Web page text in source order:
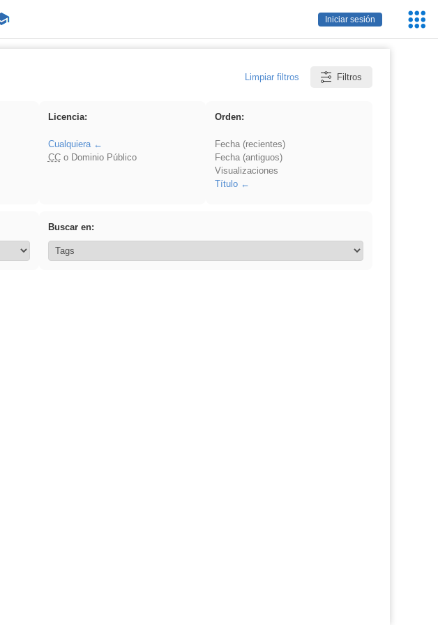
Iniciar sesión
Limpiar filtros Filtros
Licencia:
Cualquiera
CCo Dominio Público
Orden:
Fecha (recientes)
Fecha (antiguos)
Visualizaciones
Título
Buscar en: